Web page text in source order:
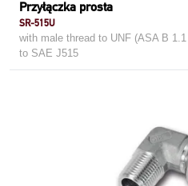
Przyłączka prosta
SR-515U
with male thread to UNF (ASA B
to SAE J515